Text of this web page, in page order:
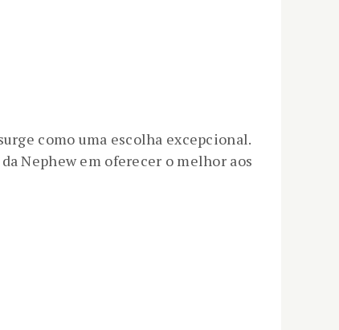
como uma escolha excepcional.
Nephew em oferecer o melhor aos